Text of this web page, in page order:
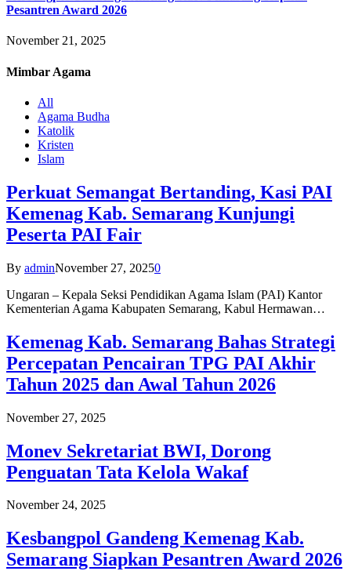
Pesantren Award 2026
November 21, 2025
Mimbar Agama
All
Agama Budha
Katolik
Kristen
Islam
Perkuat Semangat Bertanding, Kasi PAI
Kemenag Kab. Semarang Kunjungi
Peserta PAI Fair
By adminNovember 27, 20250
Ungaran – Kepala Seksi Pendidikan Agama Islam (PAI) Kantor
Kementerian Agama Kabupaten Semarang, Kabul Hermawan…
Kemenag Kab. Semarang Bahas Strategi
Percepatan Pencairan TPG PAI Akhir
Tahun 2025 dan Awal Tahun 2026
November 27, 2025
Monev Sekretariat BWI, Dorong
Penguatan Tata Kelola Wakaf
November 24, 2025
Kesbangpol Gandeng Kemenag Kab.
Semarang Siapkan Pesantren Award 2026